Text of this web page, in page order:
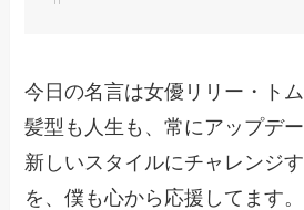
今日の名言は女優リリー・ト
髪型も人生も、常にアップデ
新しいスタイルにチャレンジ
を、僕も心から応援してます